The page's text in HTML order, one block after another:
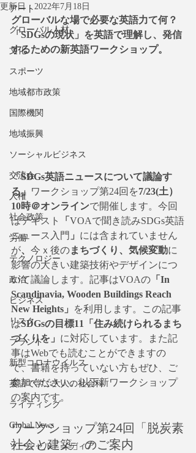
アート
グローバル人材
文化
スポーツ
地域都市政策
国際機関
地域振興
ソーシャルビジネス
交流会
人権
社会政策
労働
テクノロジー
政治
ビジネス
リスク
ブランド
新型コロナウイルス
英語で学ぶ大人の社会科
ライティング
Global News
ソーシャル・メディア
更新日： 2022年7月18日
グローバルな場で必要な英語力て何？
「SDGsの現状」を英語で理解し、発信
するための新英語ワークショップ。
「SDGs英語ニュースについて議論す
る」 ワークショップ第24回を7/23(土）
10時＠オンラインで開催します。今回
はテキスト
「 VOAで聞き読みSDGs英語
ニュース入門 」 には含まれていません
が、 今ｘ後のまちづくり、気候変動に
影響の大きい建築技術やデザインにつ
いて議論します。記事はVOAの 「In
Scandinavia, Wooden Buildings Reach
New Heights」
を利用します。この記事
はSDGsの目標11「住み続けられるまち
づくりを」 に対応しています。また記
事はWebでも読むことができますの
で、書籍を持っていない方もぜひ、ご
参加ください。以下新ワークショップ
の案内です。
ワークショップ第24回「脱炭素
社会と建築」のご案内